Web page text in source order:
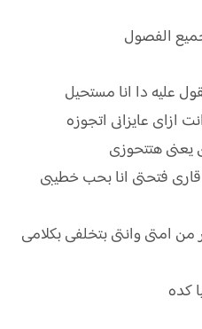
الفصول
عليه دا انا مستحيل
ازاى عايزانى اتجوزه
يعنى هتتحوزى
فتحتى انا بحب خطيبى
من امتى وانتى بتخلفى بكلامى
كده